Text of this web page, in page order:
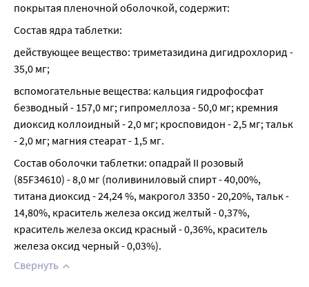
покрытая пленочной оболочкой, содержит:
Состав ядра таблетки:
действующее вещество: триметазидина дигидрохлорид -
35,0 мг;
вспомогательные вещества: кальция гидрофосфат
безводный - 157,0 мг; гипромеллоза - 50,0 мг; кремния
диоксид коллоидный - 2,0 мг; кросповидон - 2,5 мг; тальк
- 2,0 мг; магния стеарат - 1,5 мг.
Состав оболочки таблетки: опадрай II розовый
(85F34610) - 8,0 мг (поливиниловый спирт - 40,00%,
титана диоксид - 24,24 %, макрогол 3350 - 20,20%, тальк -
14,80%, краситель железа оксид желтый - 0,37%,
краситель железа оксид красный - 0,36%, краситель
железа оксид черный - 0,03%).
Свернуть